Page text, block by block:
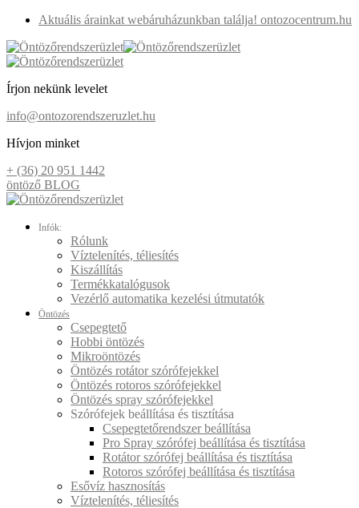
Aktuális árainkat webáruházunkban találja! ontozocentrum.hu
Írjon nekünk levelet
info@ontozorendszeruzlet.hu
Hívjon minket
+ (36) 20 951 1442
öntöző BLOG
Infók:
Rólunk
Víztelenítés, téliesítés
Kiszállítás
Termékkatalógusok
Vezérlő automatika kezelési útmutatók
Öntözés
Csepegtető
Hobbi öntözés
Mikroöntözés
Öntözés rotátor szórófejekkel
Öntözés rotoros szórófejekkel
Öntözés spray szórófejekkel
Szórófejek beállítása és tisztítása
Csepegtetőrendszer beállítása
Pro Spray szórófej beállítása és tisztítása
Rotátor szórófej beállítása és tisztítása
Rotoros szórófej beállítása és tisztítása
Esővíz hasznosítás
Víztelenítés, téliesítés